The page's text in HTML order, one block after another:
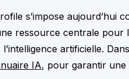
s’impose
ressource centrale
artificielle.
IA, pour garantir une